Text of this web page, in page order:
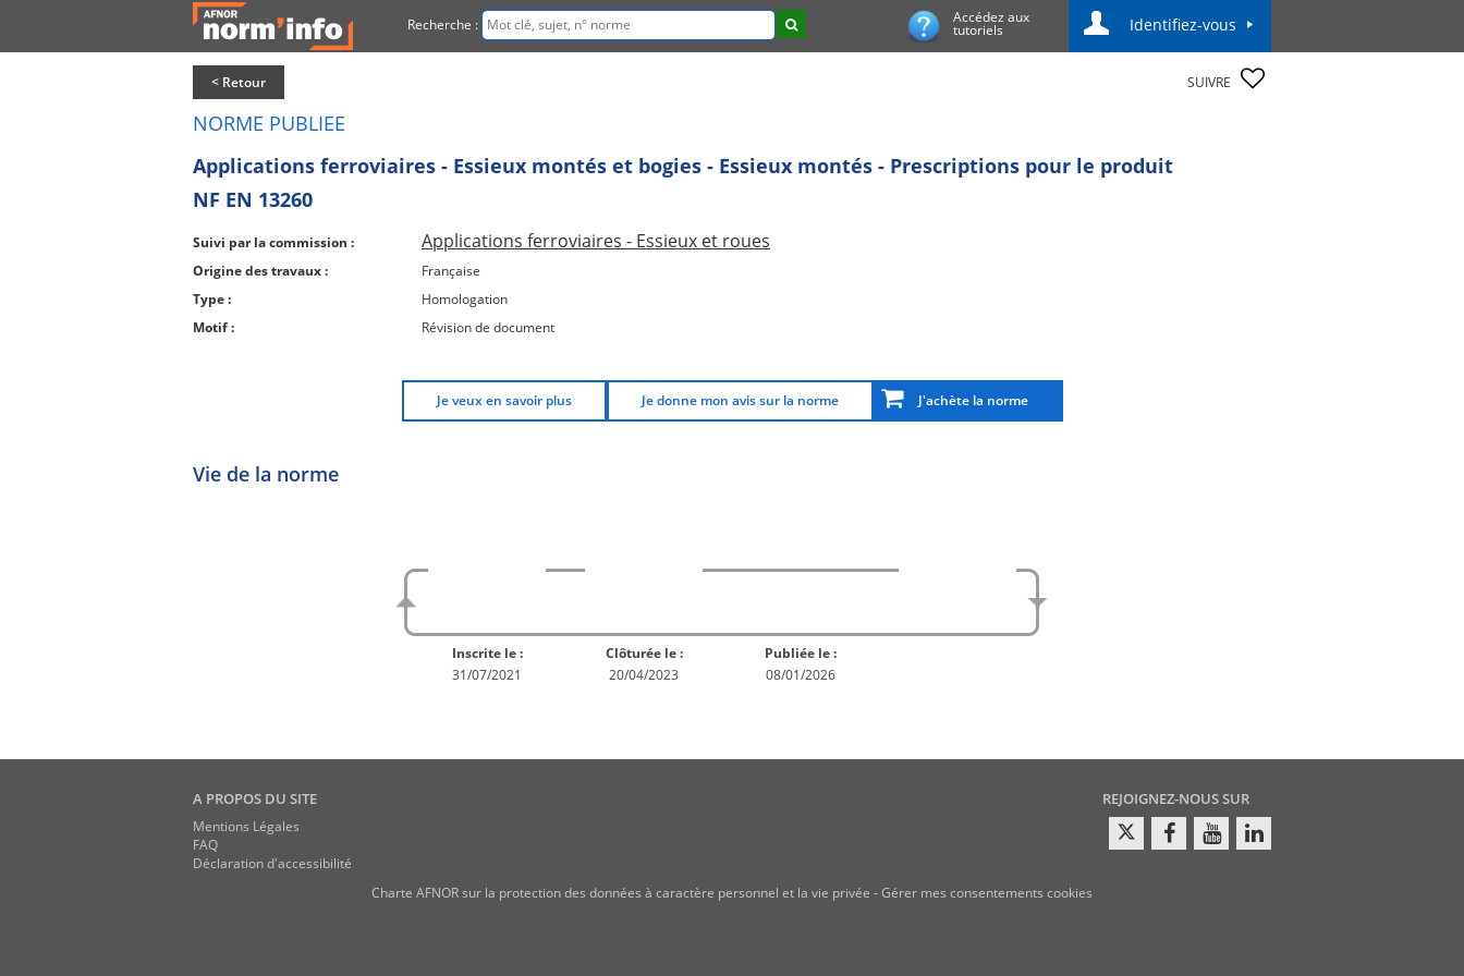
Recherche : Accédez aux
tutoriels Identifiez-vous
< Retour SUIVRE
NORME PUBLIEE
Applications ferroviaires - Essieux montés et bogies - Essieux montés - Prescriptions pour le produit
NF EN 13260
Suivi par la commission : Applications ferroviaires - Essieux et roues
Origine des travaux :
Française
Type :
Homologation
Motif :
Révision de document
Je veux en savoir plus Je donne mon avis sur la norme J'achète la norme
Vie de la norme
Inscrite le :
31/07/2021
Clôturée le :
20/04/2023
Publiée le :
08/01/2026
A PROPOS DU SITE
Mentions Légales
FAQ
Déclaration d'accessibilité
REJOIGNEZ-NOUS SUR
Charte AFNOR sur la protection des données à caractère personnel et la vie privée -Gérer mes consentements cookies